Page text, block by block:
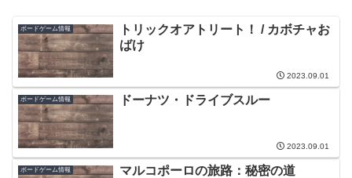
ボードゲーム情報
トリックオアトリート！ / カボチャお
ばけ
2023.09.01
ボードゲーム情報 ドーナツ・ドライブスルー
2023.09.01
ボードゲーム情報 マルコポーロの旅路：秘密の道